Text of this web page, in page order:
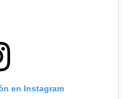
en Instagram